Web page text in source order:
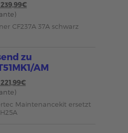
CF237A 37A schwarz
zu
AM
Maintenancekit ersetzt